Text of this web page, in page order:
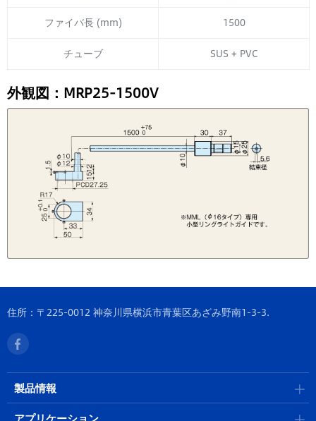
ファイバ長 (mm)
1500
チューブ
SUS + PVC
外観図：MRP25-1500V
住所：〒225-0012 神奈川県横浜市青葉区あざみ野南1-3-3.
製品情報